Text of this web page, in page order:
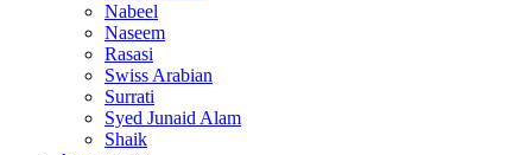
Nabeel
Naseem
Rasasi
Swiss Arabian
Surrati
Syed Junaid Alam
Shaik